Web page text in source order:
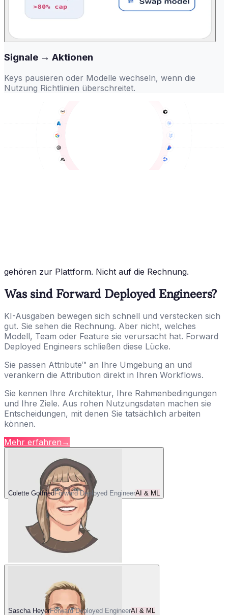
Signale → Aktionen
Keys pausieren oder Modelle wechseln, wenn die
Nutzung Richtlinien überschreitet.
gehören zur Plattform. Nicht auf die Rechnung.
Was sind Forward Deployed Engineers?
KI-Ausgaben bewegen sich schnell und verstecken sich
gut. Sie sehen die Rechnung. Aber nicht, welches
Modell, Team oder Feature sie verursacht hat. Forward
Deployed Engineers schließen diese Lücke.
Sie passen Attribute™ an Ihre Umgebung an und
verankern die Attribution direkt in Ihren Workflows.
Sie kennen Ihre Architektur, Ihre Rahmenbedingungen
und Ihre Ziele. Aus rohen Nutzungsdaten machen sie
Entscheidungen, mit denen Sie tatsächlich arbeiten
können.
Mehr erfahren →
Colette GotfriedForward Deployed EngineerAI & ML
Sascha HeyerForward Deployed EngineerAI & ML